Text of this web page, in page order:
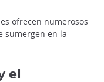
ofrecen numerosos
sumergen en la
el